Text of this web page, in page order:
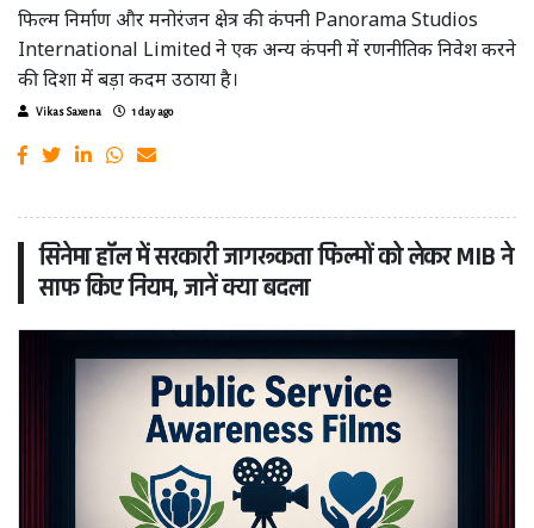
फिल्म निर्माण और मनोरंजन क्षेत्र की कंपनी Panorama Studios
International Limited ने एक अन्य कंपनी में रणनीतिक निवेश करने
की दिशा में बड़ा कदम उठाया है।
Vikas Saxena 1 day ago
सिनेमा हॉल में सरकारी जागरूकता फिल्मों को लेकर MIB ने
साफ किए नियम, जानें क्या बदला